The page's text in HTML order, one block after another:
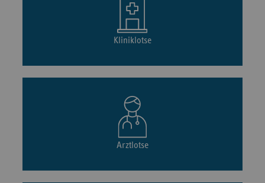
Kliniklotse
Arztlotse